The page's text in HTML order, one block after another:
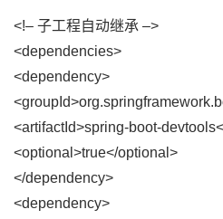
<!– 子工程自动继承 –>
<dependencies>
<dependency>
<artifactId>spring-boot-
<optional>true</optional>
</dependency>
<dependency>